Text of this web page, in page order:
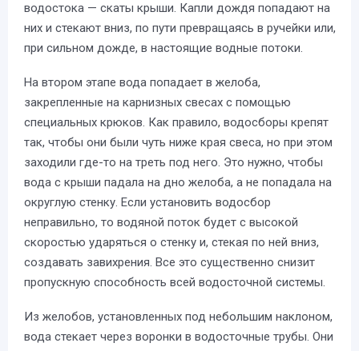
водостока — скаты крыши. Капли дождя попадают на
них и стекают вниз, по пути превращаясь в ручейки или,
при сильном дожде, в настоящие водные потоки.
На втором этапе вода попадает в желоба,
закрепленные на карнизных свесах с помощью
специальных крюков. Как правило, водосборы крепят
так, чтобы они были чуть ниже края свеса, но при этом
заходили где-то на треть под него. Это нужно, чтобы
вода с крыши падала на дно желоба, а не попадала на
округлую стенку. Если установить водосбор
неправильно, то водяной поток будет с высокой
скоростью ударяться о стенку и, стекая по ней вниз,
создавать завихрения. Все это существенно снизит
пропускную способность всей водосточной системы.
Из желобов, установленных под небольшим наклоном,
вода стекает через воронки в водосточные трубы. Они